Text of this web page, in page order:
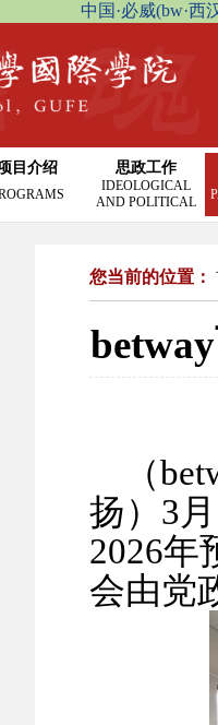
中国·必威(bw·西
目介绍 思政工作
IDEOLOGICAL
AND POLITICAL
您当前的位置：
（
扬） 3
2026年
会由党